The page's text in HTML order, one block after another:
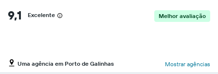
aluguel
de
tem
1
9,1 Excelente Melhor avaliação
Uma agência em Porto de Galinhas Mostrar agências